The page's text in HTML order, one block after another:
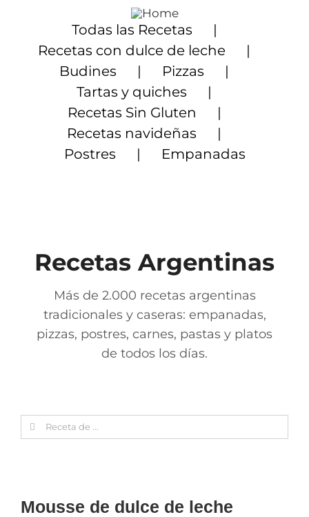
contenido
Todas las Recetas
Recetas con dulce de leche
Budines
Pizzas
Tartas y quiches
Recetas Sin Gluten
Recetas navideñas
Postres
Empanadas
Recetas Argentinas
Más de 2.000 recetas argentinas
tradicionales y caseras: empanadas,
pizzas, postres, carnes, pastas y platos
de todos los días.
Search
for:
Mousse de dulce de leche